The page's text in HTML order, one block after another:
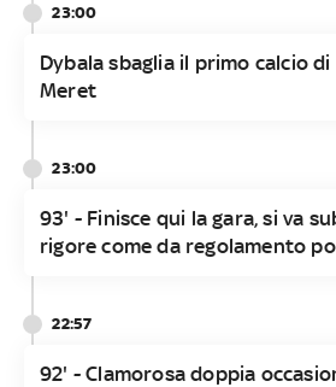
23:00
Dybala sbaglia il primo calcio
Meret
23:00
93' - Finisce qui la gara, si va
rigore come da regolamento
22:57
92' - Clamorosa doppia